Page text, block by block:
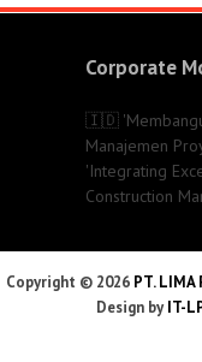
Corporate
🇮🇩
Manajemen
'Integrating
Construction
Copyright © 2026 PT. LIMA
Design byIT-